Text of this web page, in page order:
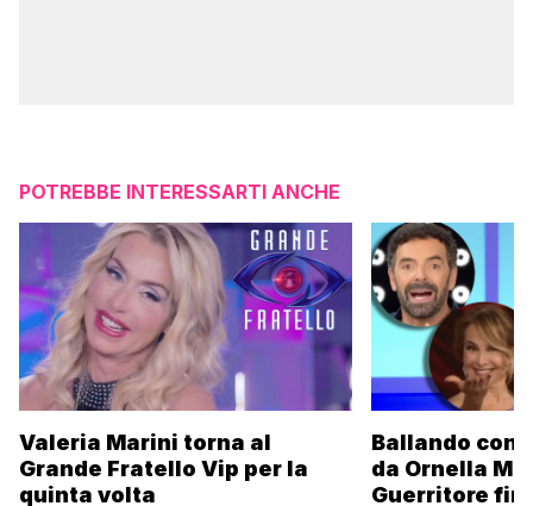
POTREBBE INTERESSARTI ANCHE
Valeria Marini torna al
Grande Fratello Vip per la
quinta volta
Ballando con
da Ornella
Guerritore